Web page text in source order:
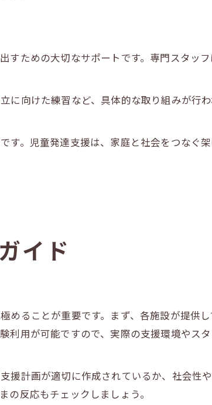
すための大切なサポートです。専門スタッ
向けた練習など、具体的な取り組みが行
。児童発達支援は、家庭と社会をつなぐ
イド
めることが重要です。まず、各施設が提供
利用が可能ですので、実際の支援環境やス
援計画が適切に作成されているか、社会性
反応もチェックしましょう。